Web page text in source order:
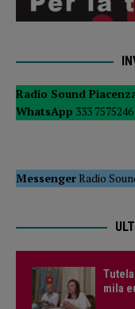
Radio Sound
WhatsApp 333
MessengerRadio
mila